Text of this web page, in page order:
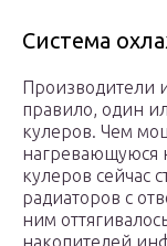
Система
Производители
правило, один
кулеров. Чем
нагревающуюся
кулеров сейчас
радиаторов с
ним
накопителей